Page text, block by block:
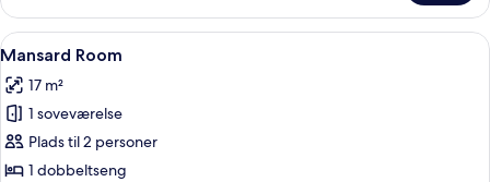
Comfort
Room
Indlæs
alle
billeder
af
Mansard
Room
Et hotelværelse med seng,
4
Mansard Room
17 m²
1 soveværelse
Plads til 2 personer
1 dobbeltseng